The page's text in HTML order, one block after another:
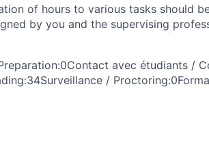
of hours to various tasks should
by you and the supervising
avec étudiants /
/